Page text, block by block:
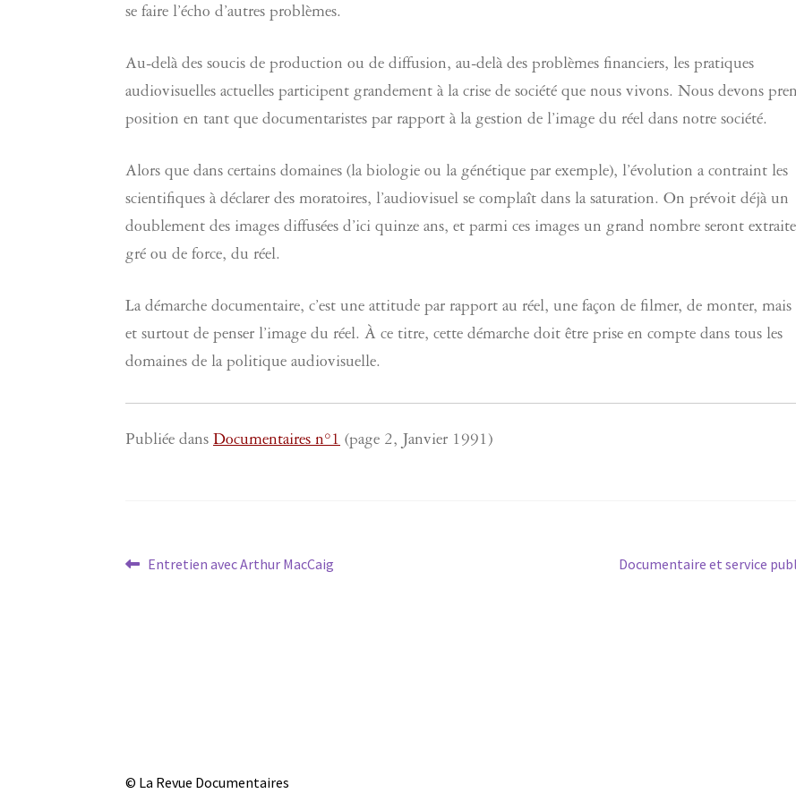
se faire l’écho d’autres problèmes.
Au-delà des soucis de production ou de diffusion, au-delà des problèmes financiers, les pratiques
audiovisuelles actuelles participent grandement à la crise de société que nous vivons. Nous devons
position en tant que documentaristes par rapport à la gestion de l’image du réel dans notre société.
Alors que dans certains domaines (la biologie ou la génétique par exemple), l’évolution a contraint les
scientifiques à déclarer des moratoires, l’audiovisuel se complaît dans la saturation. On prévoit déjà un
doublement des images diffusées d’ici quinze ans, et parmi ces images un grand nombre seront
gré ou de force, du réel.
La démarche documentaire, c’est une attitude par rapport au réel, une façon de filmer, de monter, mais
et surtout de penser l’image du réel. À ce titre, cette démarche doit être prise en compte dans tous les
domaines de la politique audiovisuelle.
Publiée dansDocumentaires n°1 (page 2, Janvier 1991)
Navigation
Article
Entretien avec Arthur MacCaig
Article
Documentaire et service
© La Revue Documentaires